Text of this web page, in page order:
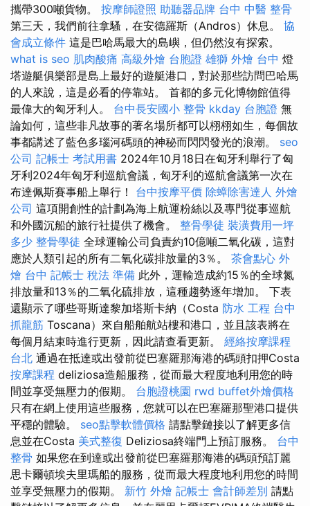
攜帶300噸貨物。 按摩師證照 助聽器品牌 台中 中醫 整骨
第三天，我們前往拿騷，在安德羅斯（Andros）休息。 協
會成立條件 這是巴哈馬最大的島嶼，但仍然沒有探索。
what is seo 肌肉酸痛 高級外燴 台胞證 雄獅 外燴 台中 燈
塔遊艇俱樂部是島上最好的遊艇港口，對於那些訪問巴哈馬
的人來說，這是必看的停靠站。 首都的多元化博物館值得
最偉大的匈牙利人。 台中長安國小 整骨 kkday 台胞證 無
論如何，這些非凡故事的著名場所都可以栩栩如生，每個故
事都講述了藍色多瑙河碼頭的神秘而閃閃發光的浪潮。 seo
公司 記帳士 考試用書 2024年10月18日在匈牙利舉行了匈
牙利2024年匈牙利巡航會議，匈牙利的巡航會議第一次在
布達佩斯賽事船上舉行！ 台中按摩平價 除蟑除害達人 外燴
公司 這項開創性的計劃為海上航運粉絲以及專門從事巡航
和外國沉船的旅行社提供了機會。 整骨學徒 裝潢費用一坪
多少 整骨學徒 全球運輸公司負責約10億噸二氧化碳，這對
應於人類引起的所有二氧化碳排放量的3％。 茶會點心 外
燴 台中 記帳士 稅法 準備 此外，運輸造成約15％的全球氮
排放量和13％的二氧化硫排放，這種趨勢逐年增加。 下表
還顯示了哪些哥斯達黎加塔斯卡納（Costa 防水 工程 台中
抓龍筋 Toscana）來自船舶航站樓和港口，並且該表將在
每個月結束時進行更新，因此請查看更新。 經絡按摩課程
台北 通過在抵達或出發前從巴塞羅那海港的碼頭扣押Costa
按摩課程 deliziosa造船服務，從而最大程度地利用您的時
間並享受無壓力的假期。 台胞證桃園 rwd buffet外燴價格
只有在網上使用這些服務，您就可以在巴塞羅那聖港口提供
平穩的體驗。 seo點擊軟體價格 請點擊鏈接以了解更多信
息並在Costa 美式整復 Deliziosa終端門上預訂服務。 台中
整骨 如果您在到達或出發前從巴塞羅那海港的碼頭預訂麗
思卡爾頓埃夫里瑪船的服務，從而最大程度地利用您的時間
並享受無壓力的假期。 新竹 外燴 記帳士 會計師差別 請點